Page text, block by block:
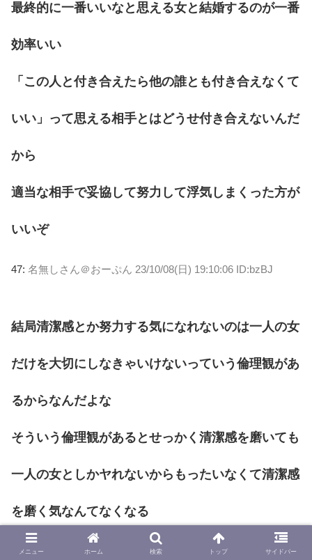
最終的に一番いいなと思える女と結婚するのが一番
効率いい
「この人と付き合えたら他の誰とも付き合えなくて
いい」って思える相手とはどうせ付き合えないんだ
から
適当な相手で妥協して努力して浮気しまくった方が
いいぞ
47: 名無しさん＠おーぷん 23/10/08(日) 19:10:06 ID:bzBJ
結局清潔感とか努力する気になれないのは一人の女
だけを大切にしなきゃいけないっていう倫理観があ
るからなんだよな
そういう倫理観があるとせっかく清潔感を磨いても
一人の女としかヤれないからもったいなくて清潔感
を磨く気なんてなくなる
女なんて片っ端からヤリ捨てしまくっていいってい
メニュー ホーム 検索 トップ サイドバー